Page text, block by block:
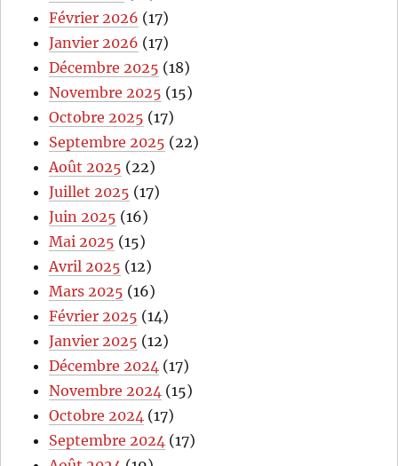
Février 2026 (17)
Janvier 2026 (17)
Décembre 2025 (18)
Novembre 2025 (15)
Octobre 2025 (17)
Septembre 2025 (22)
Août 2025 (22)
Juillet 2025 (17)
Juin 2025 (16)
Mai 2025 (15)
Avril 2025 (12)
Mars 2025 (16)
Février 2025 (14)
Janvier 2025 (12)
Décembre 2024 (17)
Novembre 2024 (15)
Octobre 2024 (17)
Septembre 2024 (17)